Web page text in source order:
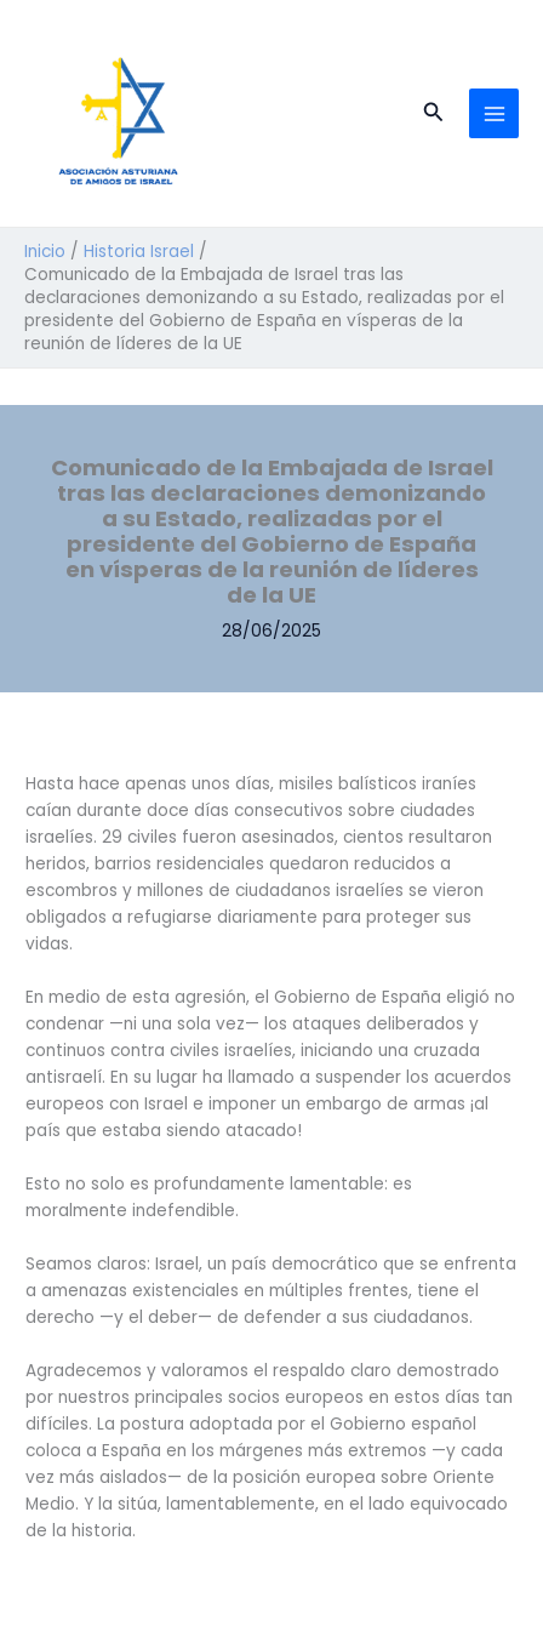
Buscar
Inicio
Historia Israel
Comunicado de la Embajada de Israel tras las
declaraciones demonizando a su Estado, realizadas por el
presidente del Gobierno de España en vísperas de la
reunión de líderes de la UE
Comunicado de la Embajada de Israel
tras las declaraciones demonizando
a su Estado, realizadas por el
presidente del Gobierno de España
en vísperas de la reunión de líderes
de la UE
28/06/2025
Hasta hace apenas unos días, misiles balísticos iraníes
caían durante doce días consecutivos sobre ciudades
israelíes. 29 civiles fueron asesinados, cientos resultaron
heridos, barrios residenciales quedaron reducidos a
escombros y millones de ciudadanos israelíes se vieron
obligados a refugiarse diariamente para proteger sus
vidas.
En medio de esta agresión, el Gobierno de España eligió no
condenar —ni una sola vez— los ataques deliberados y
continuos contra civiles israelíes, iniciando una cruzada
antisraelí. En su lugar ha llamado a suspender los acuerdos
europeos con Israel e imponer un embargo de armas ¡al
país que estaba siendo atacado!
Esto no solo es profundamente lamentable: es
moralmente indefendible.
Seamos claros: Israel, un país democrático que se enfrenta
a amenazas existenciales en múltiples frentes, tiene el
derecho —y el deber— de defender a sus ciudadanos.
Agradecemos y valoramos el respaldo claro demostrado
por nuestros principales socios europeos en estos días tan
difíciles. La postura adoptada por el Gobierno español
coloca a España en los márgenes más extremos —y cada
vez más aislados— de la posición europea sobre Oriente
Medio. Y la sitúa, lamentablemente, en el lado equivocado
de la historia.